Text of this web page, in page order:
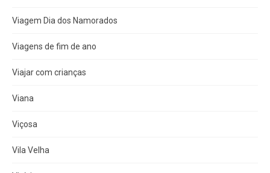
Viagem Dia dos Namorados
Viagens de fim de ano
Viajar com crianças
Viana
Viçosa
Vila Velha